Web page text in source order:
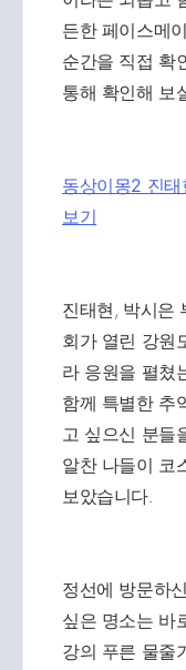
든한 페이스메
순간을 직접 확
통해 확인해 보
동상이몽2 진
보기
진태현, 박시은
회가 열린 강원
라 응원을 펼쳤
함께 특별한 추
고 싶으신 분들
알찬 나들이 코
보았습니다.
정선에 방문하
싶은 명소는 바
강의 푸른 물줄